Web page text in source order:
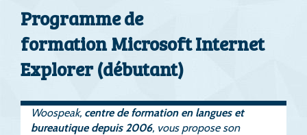
Programme de
formation Microsoft Internet
Explorer (débutant)
Woospeak, centre de formation en langues et
bureautique depuis 2006, vous propose son